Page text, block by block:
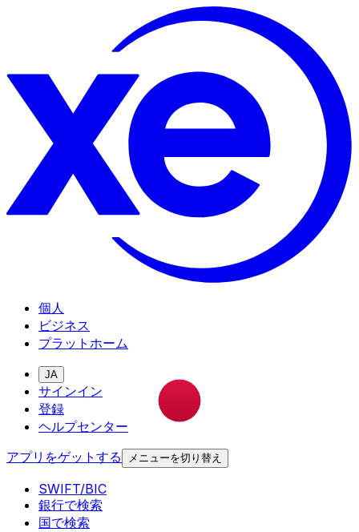
個人
ビジネス
プラットホーム
JA
サインイン
登録
ヘルプセンター
アプリをゲットする
メニューを切り替え
SWIFT/BIC
銀行で検索
国で検索